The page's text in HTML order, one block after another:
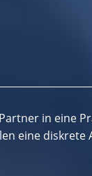
in eine
eine diskrete